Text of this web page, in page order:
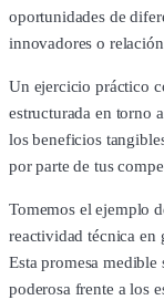
oportunidades de
innovadores o
Un ejercicio práctico
estructurada en torno
los beneficios
por parte de tus
Tomemos el ejemplo
reactividad técnica en
Esta promesa
poderosa frente a los